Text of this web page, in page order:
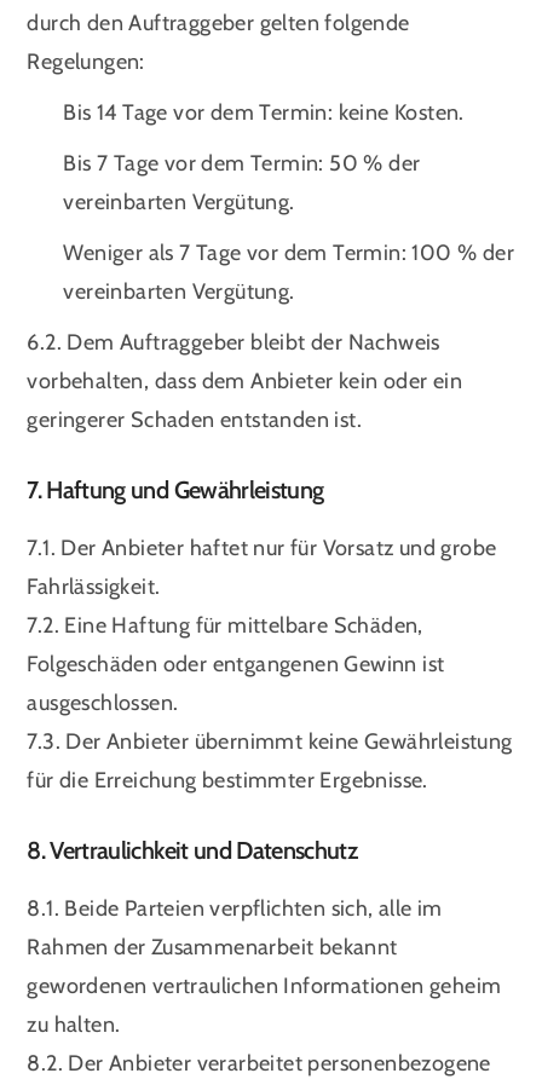
durch den Auftraggeber gelten folgende
Regelungen:
Bis 14 Tage vor dem Termin: keine Kosten.
Bis 7 Tage vor dem Termin: 50 % der
vereinbarten Vergütung.
Weniger als 7 Tage vor dem Termin: 100 % der
vereinbarten Vergütung.
6.2. Dem Auftraggeber bleibt der Nachweis
vorbehalten, dass dem Anbieter kein oder ein
geringerer Schaden entstanden ist.
7. Haftung und Gewährleistung
7.1. Der Anbieter haftet nur für Vorsatz und grobe
Fahrlässigkeit.
7.2. Eine Haftung für mittelbare Schäden,
Folgeschäden oder entgangenen Gewinn ist
ausgeschlossen.
7.3. Der Anbieter übernimmt keine Gewährleistung
für die Erreichung bestimmter Ergebnisse.
8. Vertraulichkeit und Datenschutz
8.1. Beide Parteien verpflichten sich, alle im
Rahmen der Zusammenarbeit bekannt
gewordenen vertraulichen Informationen geheim
zu halten.
8.2. Der Anbieter verarbeitet personenbezogene